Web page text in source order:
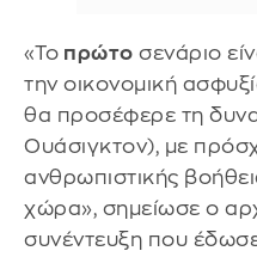
«Το πρώτο σενάριο
την οικονομική
θα προσέφερε τη
Ουάσιγκτον), με
ανθρωπιστικής
χώρα», σημείωσε ο
συνέντευξη που